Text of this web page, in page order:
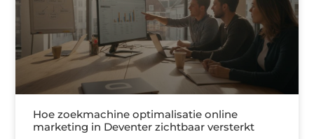
Hoe zoekmachine optimalisatie online
marketing in Deventer zichtbaar versterkt